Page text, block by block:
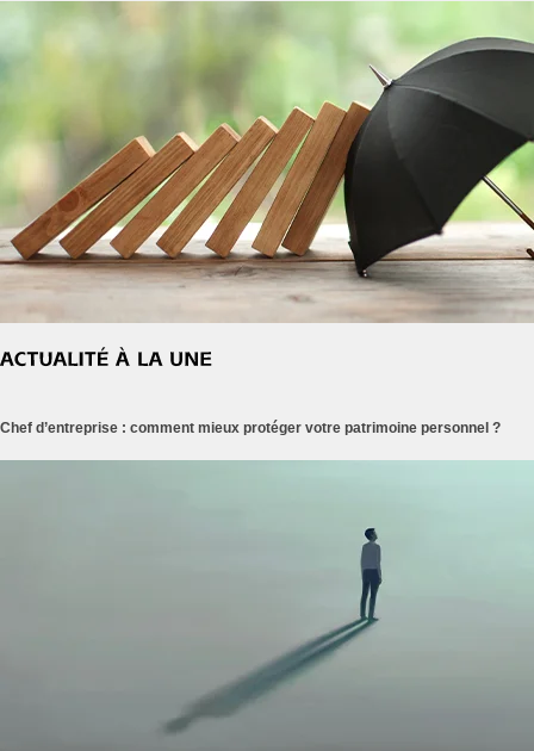
Chef d’entreprise : comment mieux protéger votre patrimoine personnel ?